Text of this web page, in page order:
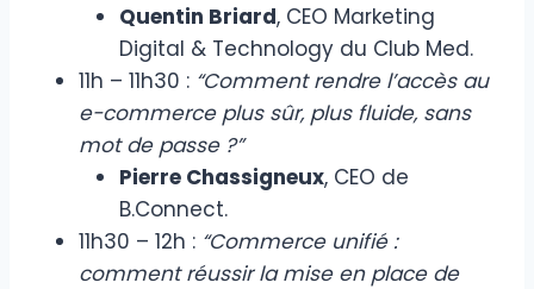
Quentin Briard, CEO Marketing
Digital & Technology du Club Med.
11h – 11h30 : “Comment rendre l’accès au
e-commerce plus sûr, plus fluide, sans
mot de passe ?”
Pierre Chassigneux, CEO de
B.Connect.
11h30 – 12h : “Commerce unifié :
comment réussir la mise en place de